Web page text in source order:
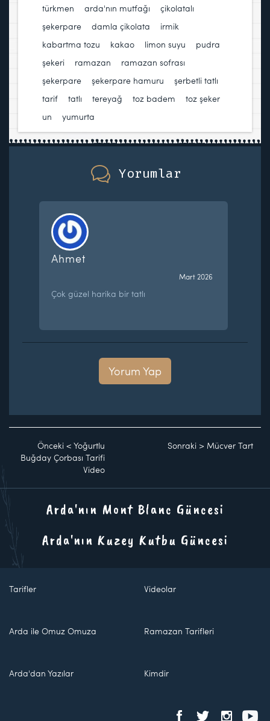
türkmen
arda'nın mutfağı
çikolatalı
şekerpare
damla çikolata irmik
kabartma tozu
kakao limon suyu
pudra
şekeri
ramazan ramazan sofrası
şekerpare
şekerpare hamuru şerbetli tatlı
tarif
tatlı tereyağ toz badem toz şeker
un
yumurta
Yorumlar
Ahmet
Mart 2026
Çok güzel harika bir tatlı
Yorum Yap
Önceki < Yoğurtlu
Buğday Çorbası Tarifi
Video
Sonraki > Mücver Tart
Arda'nın Mont Blanc Güncesi
Arda'nın Kuzey Kutbu Güncesi
Tarifler Videolar
Arda ile Omuz Omuza Ramazan Tarifleri
Arda'dan Yazılar Kimdir